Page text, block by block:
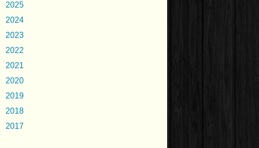
2025
2024
2023
2022
2021
2020
2019
2018
2017